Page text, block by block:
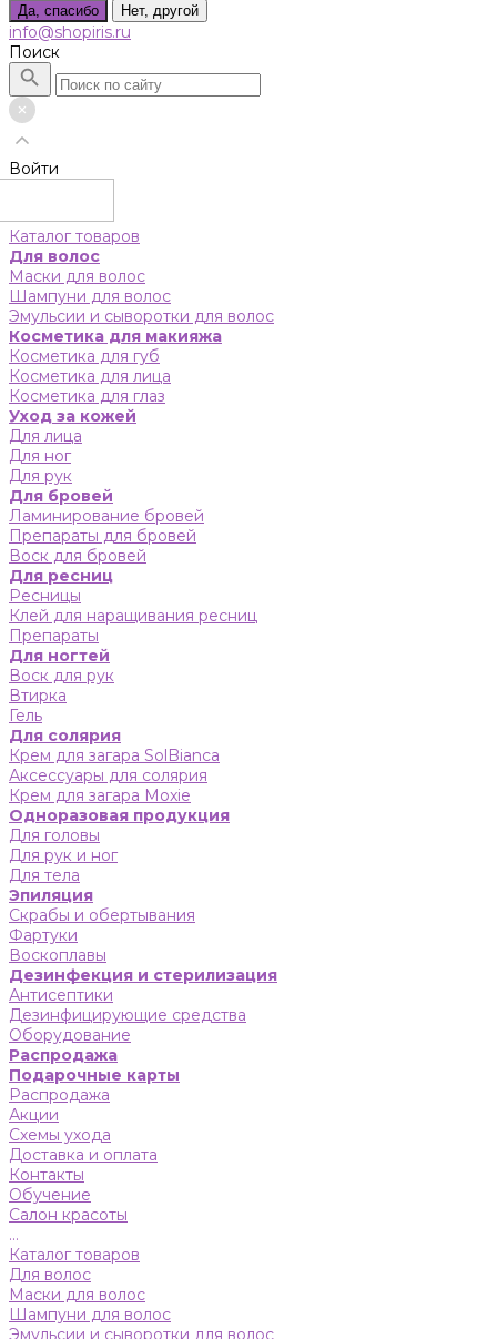
Да, спасибо Нет, другой
info@shopiris.ru
Поиск
Войти
Каталог товаров
Для волос
Маски для волос
Шампуни для волос
Эмульсии и сыворотки для волос
Косметика для макияжа
Косметика для губ
Косметика для лица
Косметика для глаз
Уход за кожей
Для лица
Для ног
Для рук
Для бровей
Ламинирование бровей
Препараты для бровей
Воск для бровей
Для ресниц
Ресницы
Клей для наращивания ресниц
Препараты
Для ногтей
Воск для рук
Втирка
Гель
Для солярия
Крем для загара SolBianca
Аксессуары для солярия
Крем для загара Moxie
Одноразовая продукция
Для головы
Для рук и ног
Для тела
Эпиляция
Скрабы и обертывания
Фартуки
Воскоплавы
Дезинфекция и стерилизация
Антисептики
Дезинфицирующие средства
Оборудование
Распродажа
Подарочные карты
Распродажа
Акции
Схемы ухода
Доставка и оплата
Контакты
Обучение
Салон красоты
...
Каталог товаров
Для волос
Маски для волос
Шампуни для волос
Эмульсии и сыворотки для волос